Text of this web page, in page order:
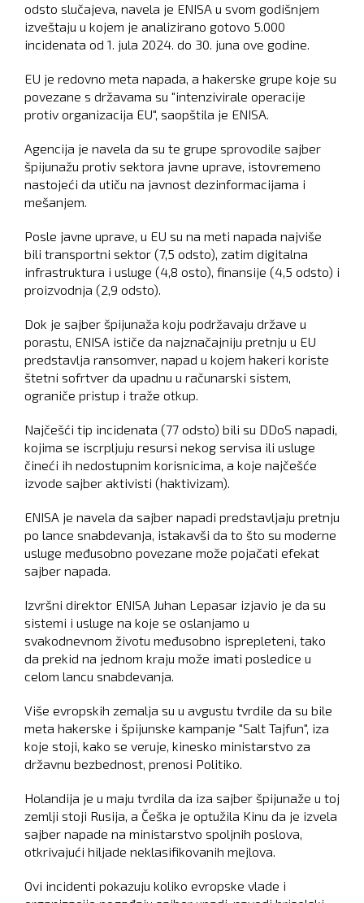
odsto slučajeva, navela je ENISA u svom godišnjem
izveštaju u kojem je analizirano gotovo 5.000
incidenata od 1. jula 2024. do 30. juna ove godine.
EU je redovno meta napada, a hakerske grupe koje su
povezane s državama su "intenzivirale operacije
protiv organizacija EU", saopštila je ENISA.
Agencija je navela da su te grupe sprovodile sajber
špijunažu protiv sektora javne uprave, istovremeno
nastojeći da utiču na javnost dezinformacijama i
mešanjem.
Posle javne uprave, u EU su na meti napada najviše
bili transportni sektor (7,5 odsto), zatim digitalna
infrastruktura i usluge (4,8 osto), finansije (4,5 odsto) i
proizvodnja (2,9 odsto).
Dok je sajber špijunaža koju podržavaju države u
porastu, ENISA ističe da najznačajniju pretnju u EU
predstavlja ransomver, napad u kojem hakeri koriste
štetni sofrtver da upadnu u računarski sistem,
ograniče pristup i traže otkup.
Najčešći tip incidenata (77 odsto) bili su DDoS napadi,
kojima se iscrpljuju resursi nekog servisa ili usluge
čineći ih nedostupnim korisnicima, a koje najčešće
izvode sajber aktivisti (haktivizam).
ENISA je navela da sajber napadi predstavljaju pretnju
po lance snabdevanja, istakavši da to što su moderne
usluge međusobno povezane može pojačati efekat
sajber napada.
Izvršni direktor ENISA Juhan Lepasar izjavio je da su
sistemi i usluge na koje se oslanjamo u
svakodnevnom životu međusobno isprepleteni, tako
da prekid na jednom kraju može imati posledice u
celom lancu snabdevanja.
Više evropskih zemalja su u avgustu tvrdile da su bile
meta hakerske i špijunske kampanje "Salt Tajfun", iza
koje stoji, kako se veruje, kinesko ministarstvo za
državnu bezbednost, prenosi Politiko.
Holandija je u maju tvrdila da iza sajber špijunaže u toj
zemlji stoji Rusija, a Češka je optužila Kinu da je izvela
sajber napade na ministarstvo spoljnih poslova,
otkrivajući hiljade neklasifikovanih mejlova.
Ovi incidenti pokazuju koliko evropske vlade i